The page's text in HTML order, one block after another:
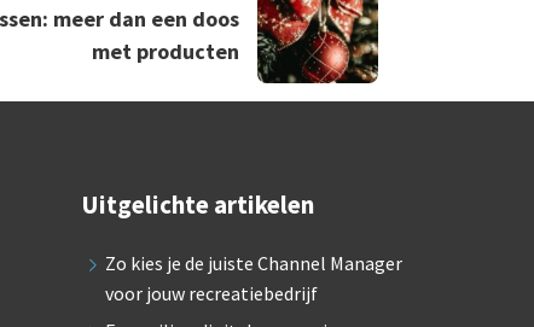
meer dan een doos
met producten
Uitgelichte artikelen
Zo kies je de juiste Channel Manager
voor jouw recreatiebedrijf